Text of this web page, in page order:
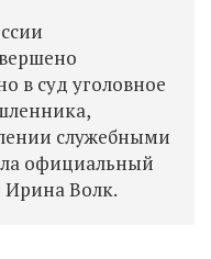
в суд уголовное
служебными
официальный
Ирина Волк.